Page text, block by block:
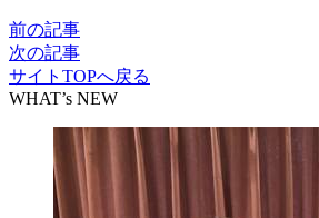
前の記事
次の記事
サイトTOPへ戻る
WHAT’s NEW